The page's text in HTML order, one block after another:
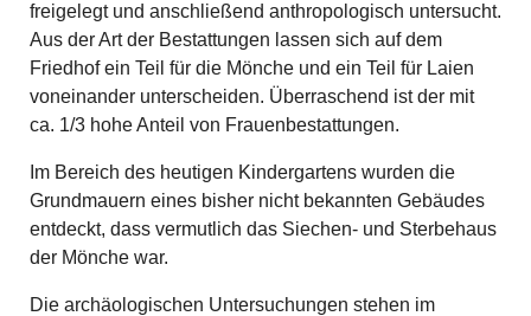
freigelegt und anschließend anthropologisch untersucht.
Aus der Art der Bestattungen lassen sich auf dem
Friedhof ein Teil für die Mönche und ein Teil für Laien
voneinander unterscheiden. Überraschend ist der mit
ca. 1/3 hohe Anteil von Frauenbestattungen.
Im Bereich des heutigen Kindergartens wurden die
Grundmauern eines bisher nicht bekannten Gebäudes
entdeckt, dass vermutlich das Siechen- und Sterbehaus
der Mönche war.
Die archäologischen Untersuchungen stehen im